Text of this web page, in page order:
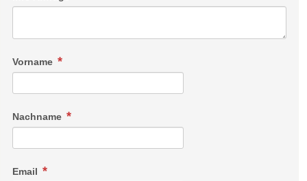
Vorname
Nachname
Email